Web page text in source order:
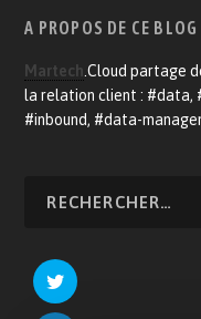
A PROPOS DE CE BLOG
Martech.Cloud partage
la relation client : #data,
#inbound, #data-